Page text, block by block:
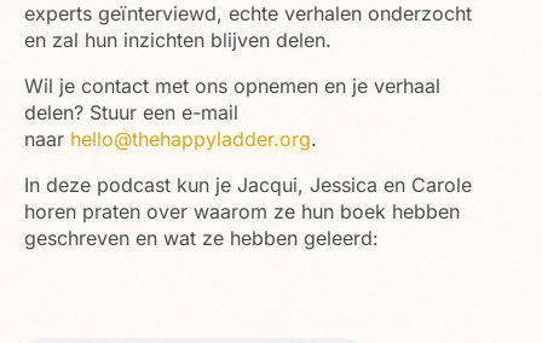
experts geïnterviewd, echte verhalen onderzocht
en zal hun inzichten blijven delen.
Wil je contact met ons opnemen en je verhaal
delen? Stuur een e-mail
naar hello@thehappyladder.org.
In deze podcast kun je Jacqui, Jessica en Carole
horen praten over waarom ze hun boek hebben
geschreven en wat ze hebben geleerd: